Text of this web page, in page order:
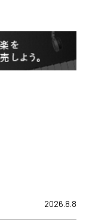
2026.8.8